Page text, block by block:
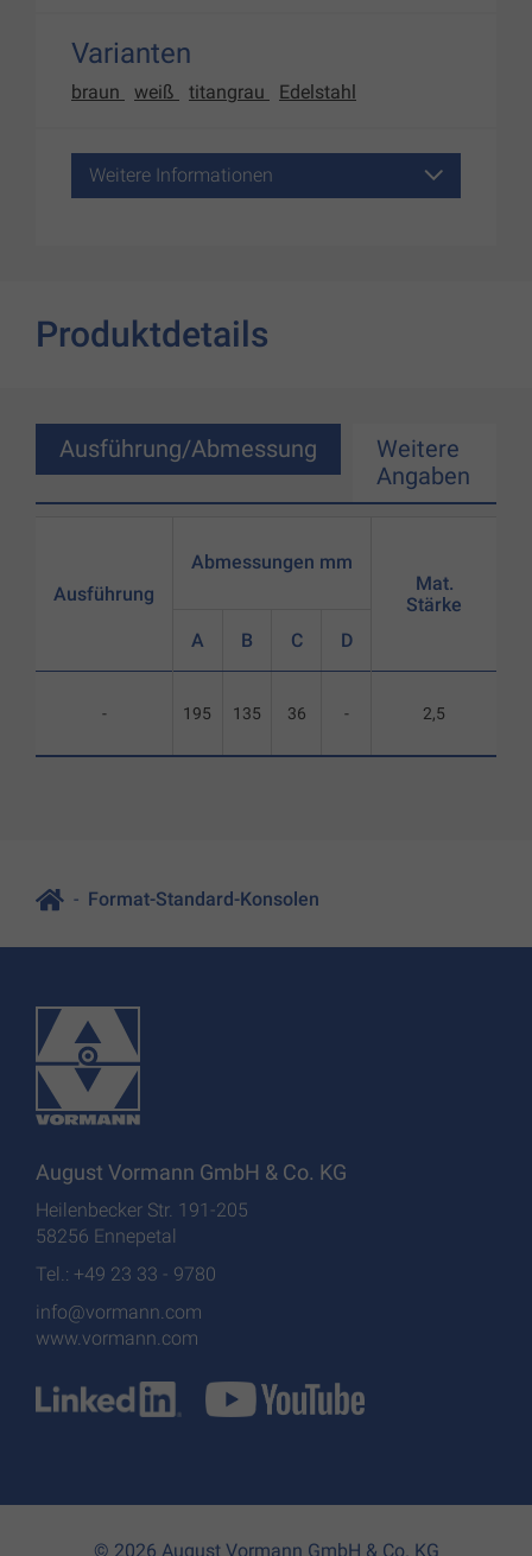
Varianten
braun weiß titangrau Edelstahl
Weitere Informationen
Produktdetails
Ausführung/Abmessung
Weitere
Angaben
Ausführung
-
Abmessungen mm
A B C D
195 135 36 -
Mat.
Stärke
2,5
Format-Standard-Konsolen
August Vormann GmbH & Co. KG
Heilenbecker Str. 191-205
58256 Ennepetal
Tel.: +49 23 33 - 9780
info@vormann.com
www.vormann.com
© 2026 August Vormann GmbH & Co. KG